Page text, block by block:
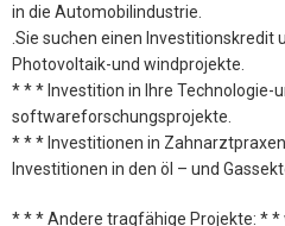
in die Automobilindustrie.
.Sie suchen einen Investitionskredit
Photovoltaik-und windprojekte.
* * * Investition in Ihre Technologie-
softwareforschungsprojekte.
* * * Investitionen in
Investitionen in den öl – und
* * * Andere tragfähige Projekte: *